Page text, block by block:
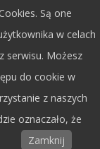
Są one
w celach
serwisu. Możesz
do cookie w
z naszych
oznaczało, że
Zamknij